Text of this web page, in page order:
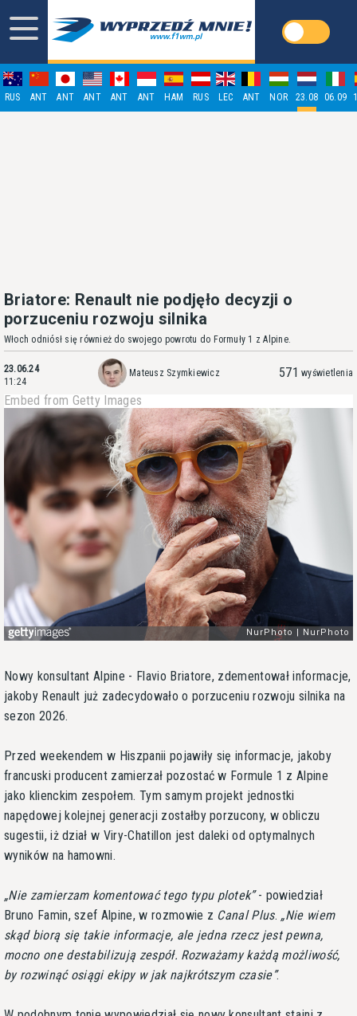
RUS ANT ANT ANT ANT ANT HAM RUS LEC ANT NOR 23.08 06.09
Briatore: Renault nie podjęło decyzji o
porzuceniu rozwoju silnika
Włoch odniósł się również do swojego powrotu do Formuły 1 z Alpine.
23.06.24
11:24
Mateusz Szymkiewicz 571 wyświetlenia
Embed from Getty Images
Nowy konsultant Alpine - Flavio Briatore, zdementował informacje,
jakoby Renault już zadecydowało o porzuceniu rozwoju silnika na
sezon 2026.
Przed weekendem w Hiszpanii pojawiły się informacje, jakoby
francuski producent zamierzał pozostać w Formule 1 z Alpine
jako klienckim zespołem. Tym samym projekt jednostki
napędowej kolejnej generacji zostałby porzucony, w obliczu
sugestii, iż dział w Viry-Chatillon jest daleki od optymalnych
wyników na hamowni.
Nie zamierzam komentować tego typu plotek - powiedział
Bruno Famin, szef Alpine, w rozmowie z Canal Plus.
Nie wiem
skąd biorą się takie informacje, ale jedna rzecz jest pewna,
mocno one destabilizują zespół. Rozważamy każdą możliwość,
by rozwinąć osiągi ekipy w jak najkrótszym czasie .